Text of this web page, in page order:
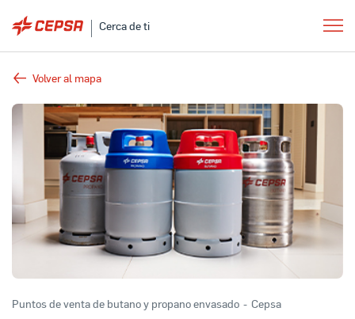
Cerca de ti
Volver al mapa
Puntos de venta de butano y propano envasado - Cepsa